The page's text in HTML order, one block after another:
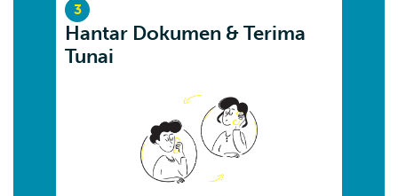
3
Hantar Dokumen & Terima
Tunai